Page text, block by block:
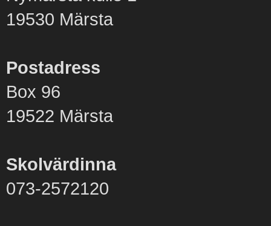
19530 Märsta
Postadress
Box 96
19522 Märsta
Skolvärdinna
073-2572120